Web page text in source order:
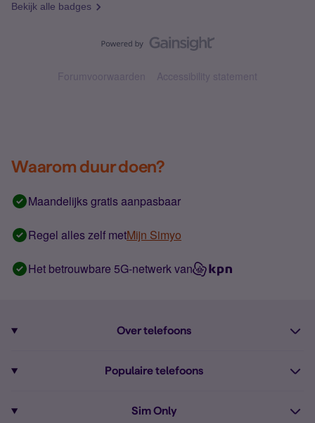
Bekijk alle badges
Forumvoorwaarden Accessibility statement
Waarom duur doen?
Maandelijks gratis aanpasbaar
Regel alles zelf metMijn Simyo
Het betrouwbare 5G-netwerk van
Over telefoons
Alle telefoons
Populaire telefoons
Sim Only